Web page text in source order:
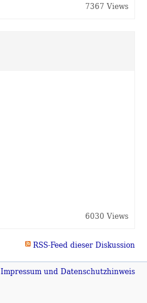
7367 Views
6030 Views
RSS-Feed dieser Diskussion
Impressum und Datenschutzhinweis